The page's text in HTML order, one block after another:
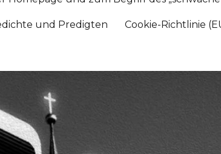
und Predigten Cookie-Richtlinie